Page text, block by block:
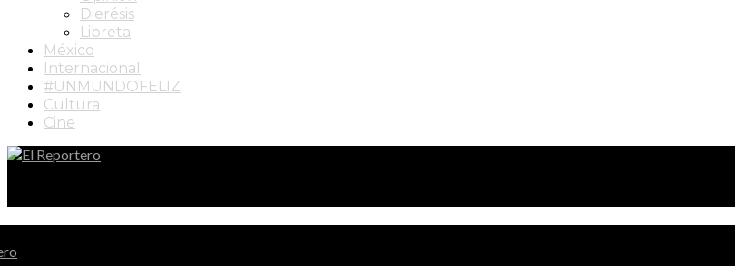
Dierésis
Libreta
México
Internacional
#UNMUNDOFELIZ
Cultura
Cine